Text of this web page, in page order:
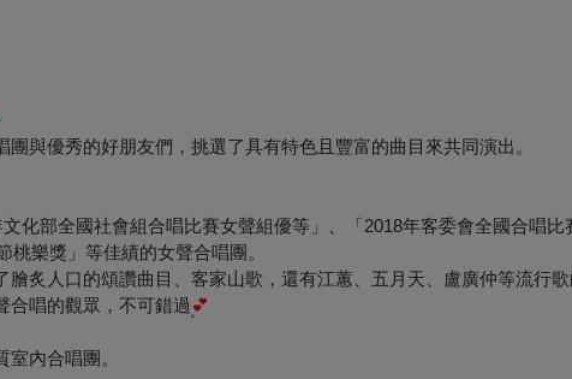
與優秀的好朋友們，挑選了具有特色且豐富的曲目來共同演出。
化部全國社會組合唱比賽女聲組優等」、「2018年客委會全國合唱比
桃樂獎」等佳績的女聲合唱團。
炙人口的頌讚曲目、客家山歌，還有江蕙、五月天、盧廣仲等流行
合唱的觀眾，不可錯過 💕
內合唱團。